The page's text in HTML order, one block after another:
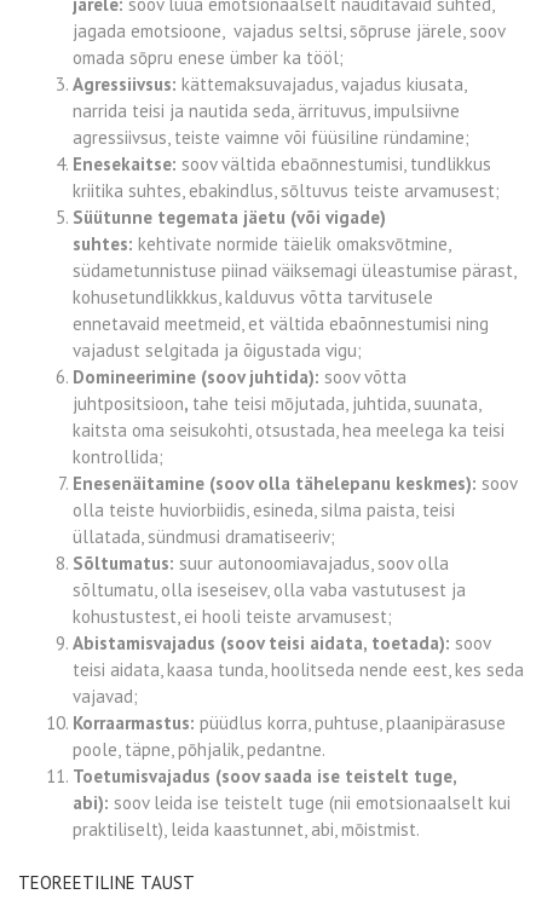
jagada emotsioone, vajadus seltsi, sōpruse järele, soov
omada sōpru enese ümber ka tööl;
Agressiivsus: kättemaksuvajadus, vajadus kiusata,
narrida teisi ja nautida seda, ärrituvus, impulsiivne
agressiivsus, teiste vaimne või füüsiline ründamine;
Enesekaitse: soov vältida ebaōnnestumisi, tundlikkus
kriitika suhtes, ebakindlus, sōltuvus teiste arvamusest;
Süütunne tegemata jäetu (või vigade)
suhtes: kehtivate normide täielik omaksvōtmine,
südametunnistuse piinad väiksemagi üleastumise pärast,
kohusetundlikkkus, kalduvus võtta tarvitusele
ennetavaid meetmeid, et vältida ebaõnnestumisi ning
vajadust selgitada ja õigustada vigu;
Domineerimine (soov juhtida): soov võtta
juhtpositsioon, tahe teisi mōjutada, juhtida, suunata,
kaitsta oma seisukohti, otsustada, hea meelega ka teisi
kontrollida;
Enesenäitamine (soov olla tähelepanu keskmes): soov
olla teiste huviorbiidis, esineda, silma paista, teisi
üllatada, sündmusi dramatiseeriv;
Sõltumatus: suur autonoomiavajadus, soov olla
sõltumatu, olla iseseisev, olla vaba vastutusest ja
kohustustest, ei hooli teiste arvamusest;
Abistamisvajadus (soov teisi aidata, toetada): soov
teisi aidata, kaasa tunda, hoolitseda nende eest, kes seda
vajavad;
Korraarmastus: püüdlus korra, puhtuse, plaanipärasuse
poole, täpne, pōhjalik, pedantne.
Toetumisvajadus (soov saada ise teistelt tuge,
abi): soov leida ise teistelt tuge (nii emotsionaalselt kui
praktiliselt), leida kaastunnet, abi, mōistmist.
TEOREETILINE TAUST